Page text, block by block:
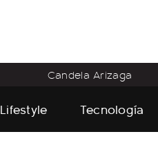
Candela Arizaga
Lifestyle Tecnología